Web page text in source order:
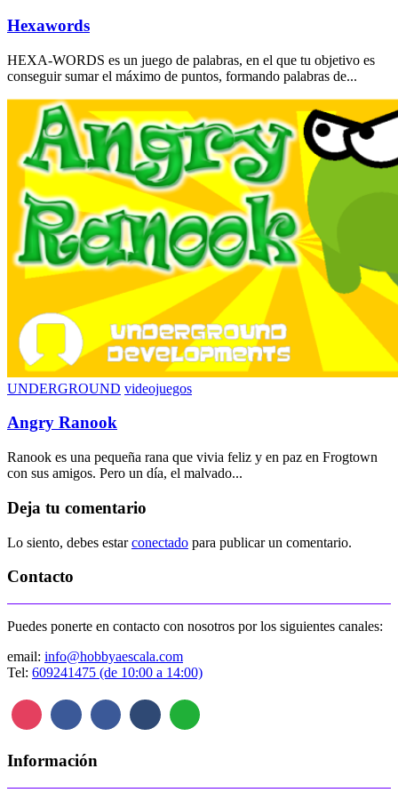
Hexawords
HEXA-WORDS es un juego de palabras, en el que tu objetivo es
conseguir sumar el máximo de puntos, formando palabras de...
UNDERGROUND videojuegos
Angry Ranook
Ranook es una pequeña rana que vivia feliz y en paz en Frogtown
con sus amigos. Pero un día, el malvado...
Deja tu comentario
Lo siento, debes estarconectado para publicar un comentario.
Contacto
Puedes ponerte en contacto con nosotros por los siguientes canales:
email: info@hobbyaescala.com
Tel: 609241475 (de 10:00 a 14:00)
Información